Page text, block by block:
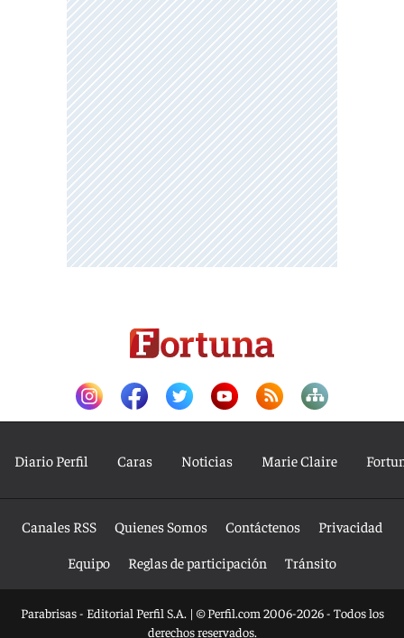
Diario Perfil Caras Noticias Marie Claire
Canales RSS Quienes Somos Contáctenos
Privacidad
Equipo
Reglas de participación Tránsito
Parabrisas - Editorial Perfil S.A. | © Perfil.com 2006-2026 - Todos los
derechos reservados.